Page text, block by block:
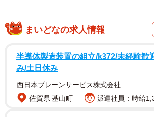
まいどなの求人情報
半導体製造装置の組立/k372/未経験歓
み/土日休み
西日本ブレーンサービス株式会社
佐賀県 基山町
派遣社員：時給